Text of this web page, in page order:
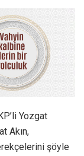
Yozgat
Akın,
şöyle